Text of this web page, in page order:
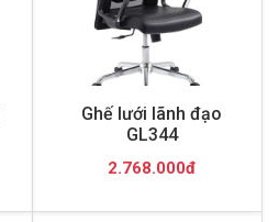
Ghế lưới lãnh đạo
GL344
2.768.000đ